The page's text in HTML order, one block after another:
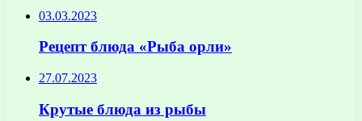
03.03.2023
Рецепт блюда «Рыба орли»
27.07.2023
Крутые блюда из рыбы